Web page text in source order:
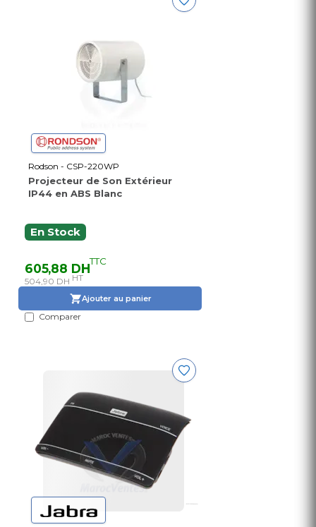
Rodson - CSP-220WP
Projecteur de Son Extérieur
IP44 en ABS Blanc
En Stock
605,88 DHTTC
504,90 DH HT
Ajouter au panier
Comparer